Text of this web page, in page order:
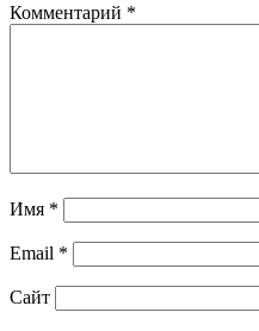
Комментарий *
Имя *
Email *
Сайт